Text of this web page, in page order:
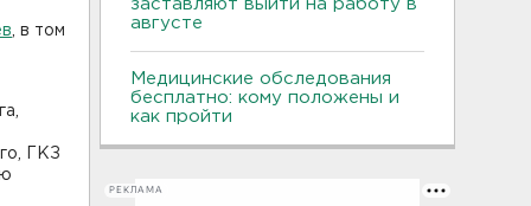
, в том
ГКЗ
заставляют выйти на работу в
августе
Медицинские обследования
бесплатно: кому положены и
как пройти
РЕКЛАМА